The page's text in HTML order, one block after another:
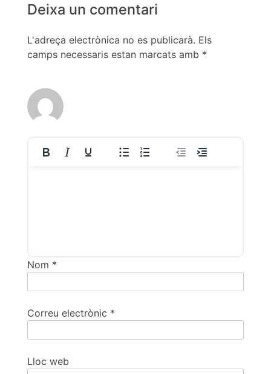
Deixa un comentari
L'adreça electrònica no es publicarà. Els
camps necessaris estan marcats amb *
Nom *
Correu electrònic *
Lloc web